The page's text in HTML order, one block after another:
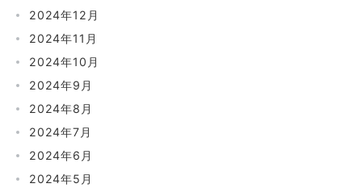
2024年12月
2024年11月
2024年10月
2024年9月
2024年8月
2024年7月
2024年6月
2024年5月